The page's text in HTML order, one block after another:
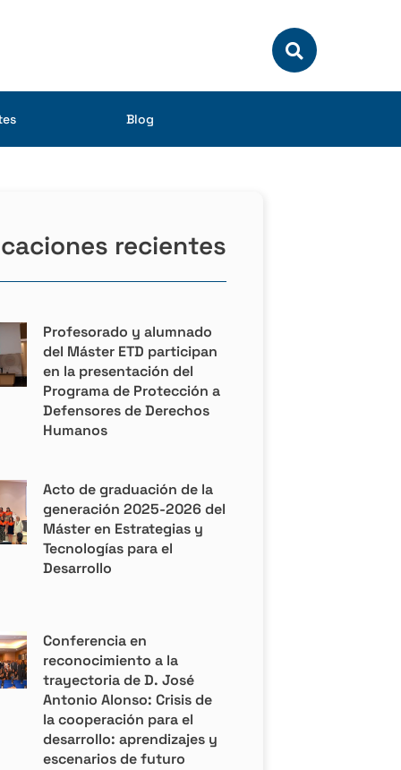
Blog
recientes
Profesorado y alumnado
del Máster ETD participan
en la presentación del
Programa de Protección a
Defensores de Derechos
Humanos
Acto de graduación de la
generación 2025-2026 del
Máster en Estrategias y
Tecnologías para el
Desarrollo
Conferencia en
reconocimiento a la
trayectoria de D. José
Antonio Alonso: Crisis de
la cooperación para el
desarrollo: aprendizajes y
escenarios de futuro